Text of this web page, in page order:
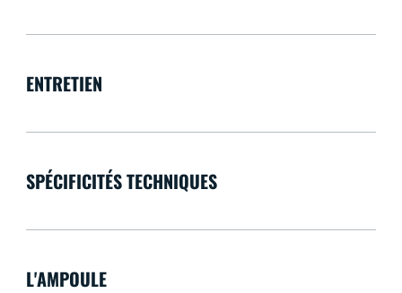
ENTRETIEN
SPÉCIFICITÉS TECHNIQUES
L'AMPOULE